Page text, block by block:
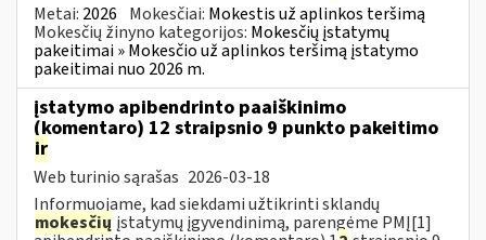
Metai: 2026 Mokesčiai: Mokestis už aplinkos teršimą
Mokesčių žinyno kategorijos: Mokesčių įstatymų
pakeitimai » Mokesčio už aplinkos teršimą įstatymo
pakeitimai nuo 2026 m.
įstatymo apibendrinto paaiškinimo
(komentaro) 12 straipsnio 9 punkto pakeitimo
ir
Web turinio sąrašas 2026-03-18
Informuojame, kad siekdami užtikrinti sklandų
mokesčių įstatymų įgyvendinimą, parengėme PMĮ[1]